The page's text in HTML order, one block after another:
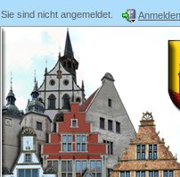
Sie sind nicht angemeldet. Anmelden